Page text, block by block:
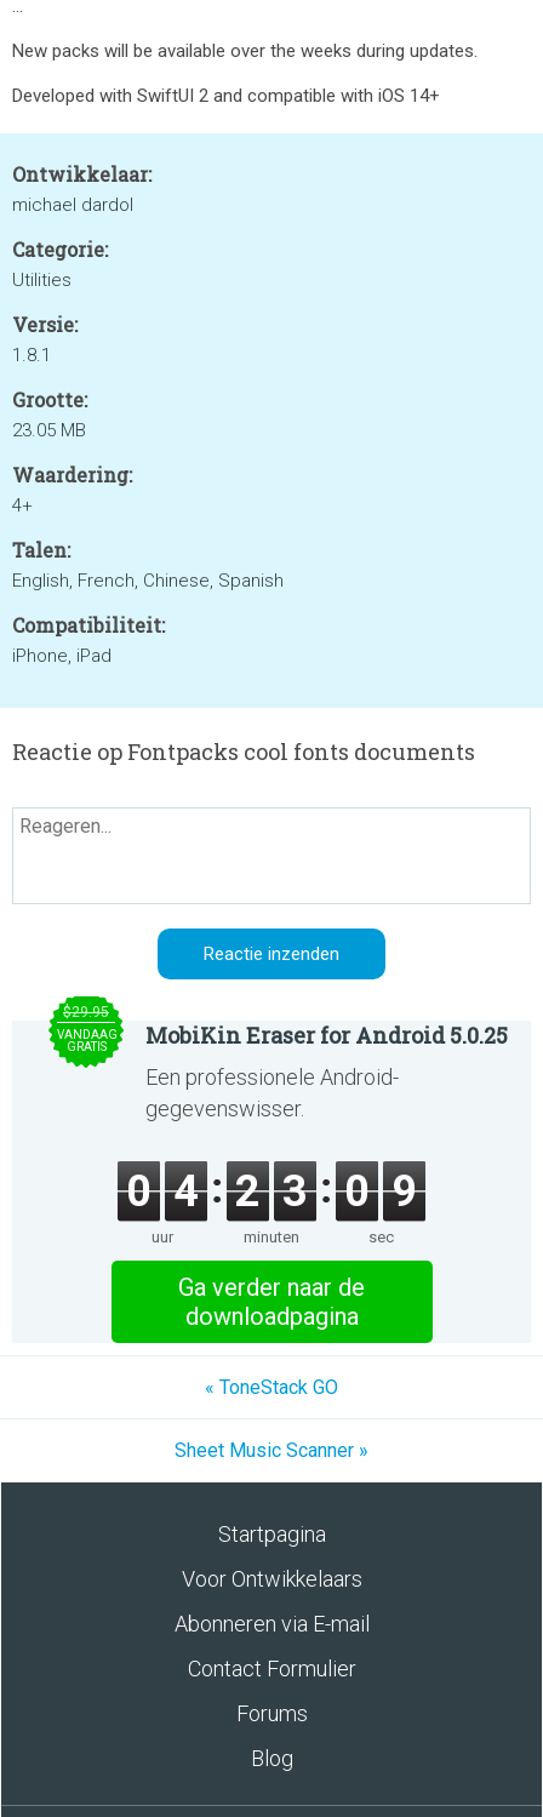
...
New packs will be available over the weeks during updates.
Developed with SwiftUI 2 and compatible with iOS 14+
Ontwikkelaar:
michael dardol
Categorie:
Utilities
Versie:
1.8.1
Grootte:
23.05 MB
Waardering:
4+
Talen:
English, French, Chinese, Spanish
Compatibiliteit:
iPhone, iPad
Reactie op Fontpacks cool fonts documents
$29.95
VANDAAG
GRATIS
MobiKin Eraser for Android 5.0.25
Een professionele Android-
gegevenswisser.
0 4
uur
2 3
minuten
0 9
sec
Ga verder naar de
downloadpagina
« ToneStack GO
Sheet Music Scanner »
Startpagina
Voor Ontwikkelaars
Abonneren via E-mail
Contact Formulier
Forums
Blog